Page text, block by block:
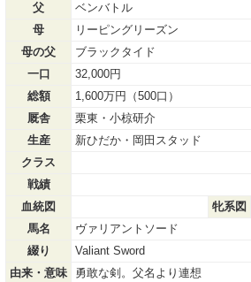
父
ベンバトル
母
リーピングリーズン
母の父
ブラックタイド
一口
32,000円
総額
1,600万円（500口）
厩舎
栗東・小椋研介
生産
新ひだか・岡田スタッド
クラス
戦績
血統図
牝系図
馬名
ヴァリアントソード
綴り
Valiant Sword
由来・意味
勇敢な剣。父名より連想